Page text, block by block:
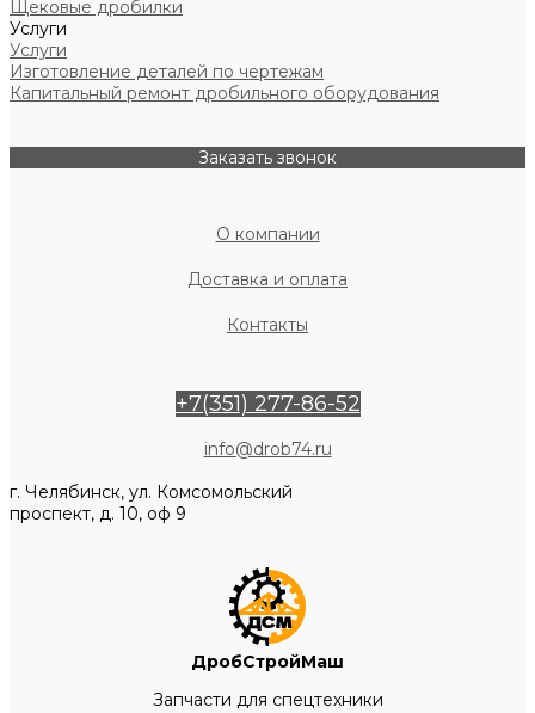
Щековые дробилки
Услуги
Услуги
Изготовление деталей по чертежам
Капитальный ремонт дробильного оборудования
Заказать звонок
О компании
Доставка и оплата
Контакты
+7(351) 277-86-52
info@drob74.ru
г. Челябинск, ул. Комсомольский
проспект, д. 10, оф 9
ДробСтройМаш
Запчасти для спецтехники